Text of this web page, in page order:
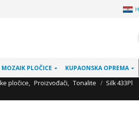
MOZAIK PLOČICE
KUPAONSKA OPREMA
pločice, Proizvođači, Tonalite Silk 433Pl